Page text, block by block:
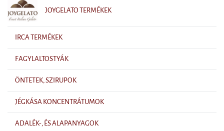
JOYGELATO TERMÉKEK
IRCA TERMÉKEK
FAGYLALTOSTYÁK
ÖNTETEK, SZIRUPOK
JÉGKÁSA KONCENTRÁTUMOK
ADALÉK-, ÉS ALAPANYAGOK